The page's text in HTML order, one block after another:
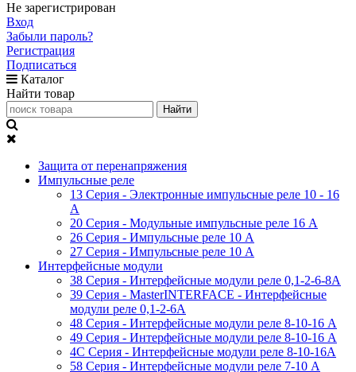
Не зарегистрирован
Вход
Забыли пароль?
Регистрация
Подписаться
Каталог
Найти товар
Защита от перенапряжения
Импульсные реле
13 Серия - Электронные импульсные реле 10 - 16
A
20 Серия - Модульные импульсные реле 16 A
26 Серия - Импульсные реле 10 A
27 Серия - Импульсные реле 10 A
Интерфейсные модули
38 Cерия - Интерфейсные модули реле 0,1-2-6-8А
39 Cерия - MasterINTERFACE - Интерфейсные
модули реле 0,1-2-6А
48 Cерия - Интерфейсные модули реле 8-10-16 A
49 Серия - Интерфейсные модули реле 8-10-16 A
4C Серия - Интерфейсные модули реле 8-10-16А
58 Серия - Интерфейсные модули реле 7-10 A